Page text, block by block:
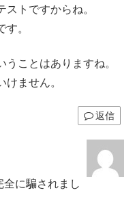
トですからね。
。
ことはありますね。
けません。
返信
全に騙されまし